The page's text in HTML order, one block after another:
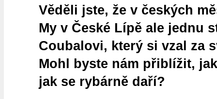
Věděli jste, že v českých
My v České Lípě ale jednu
Coubalovi, který si vzal za
Mohl byste nám přiblížit,
jak se rybárně daří?